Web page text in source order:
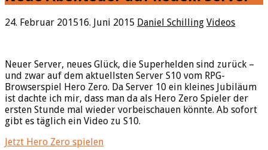
24. Februar 201516. Juni 2015 Daniel Schilling Videos
Neuer Server, neues Glück, die Superhelden sind zurück –
und zwar auf dem aktuellsten Server S10 vom RPG-
Browserspiel Hero Zero. Da Server 10 ein kleines Jubiläum
ist dachte ich mir, dass man da als Hero Zero Spieler der
ersten Stunde mal wieder vorbeischauen könnte. Ab sofort
gibt es täglich ein Video zu S10.
Jetzt Hero Zero spielen